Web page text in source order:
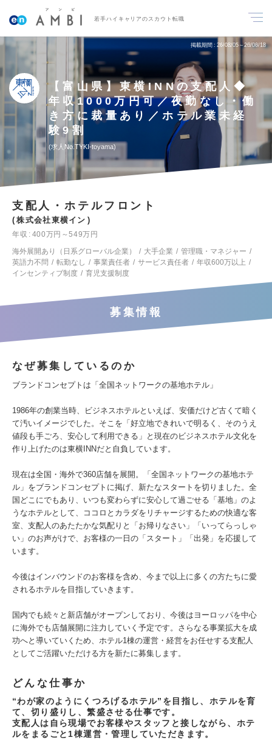
若手ハイキャリアのスカウト転職
掲載期間 26/08/05～26/08/18
【富山県】東横INNの支配人◆
年収1000万円可／夜勤なし・働
き方に裁量あり／ホテル業未経
験9割
求人No.TYKI-toyama
支配人・ホテルフロント
株式会社東横イン
年収
400万円～549万円
海外展開あり（日系グローバル企業）
大手企業
管理職・マネジャー
英語力不問
転勤なし 事業責任者 サービス責任者
年収600万以上
インセンティブ制度
育児支援制度
募集情報
なぜ募集しているのか
ブランドコンセプトは「全国ネットワークの基地ホテル」
1986年の創業当時、ビジネスホテルといえば、安価だけど古くて暗く
て汚いイメージでした。そこを「好立地できれいで明るく、そのうえ
値段も手ごろ、安心して利用できる」と現在のビジネスホテル文化を
作り上げたのは東横INNだと自負しています。
現在は全国・海外で360店舗を展開。「全国ネットワークの基地ホテ
ル」をブランドコンセプトに掲げ、新たなスタートを切りました。全
国どこにでもあり、いつも変わらずに安心して過ごせる「基地」のよ
うなホテルとして、ココロとカラダをリチャージするための快適な客
室、支配人のあたたかな気配りと「お帰りなさい」「いってらっしゃ
い」のお声がけで、お客様の一日の「スタート」「出発」を応援して
います。
今後はインバウンドのお客様を含め、今まで以上に多くの方たちに愛
されるホテルを目指していきます。
国内でも続々と新店舗がオープンしており、今後はヨーロッパを中心
に海外でも店舗展開に注力していく予定です。さらなる事業拡大を成
功へと導いていくため、ホテル1棟の運営・経営をお任せする支配人
としてご活躍いただける方を新たに募集します。
どんな仕事か
“わが家のようにくつろげるホテル”を目指し、ホテルを育
て、切り盛りし、繁盛させる仕事です。
支配人は自ら現場でお客様やスタッフと接しながら、ホテ
ルをまるごと1棟運営・管理していただきます。